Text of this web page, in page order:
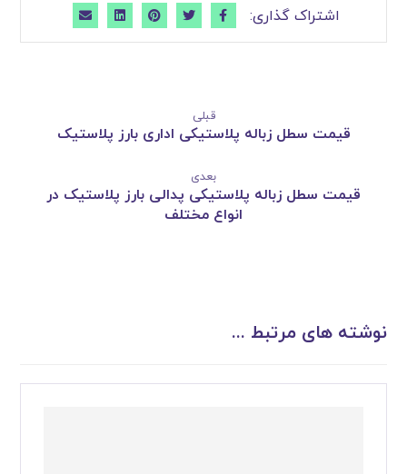
قبلی
قیمت سطل زباله پلاستیکی اداری بارز پلاستیک
بعدی
قیمت سطل زباله پلاستیکی پدالی بارز پلاستیک در
انواع مختلف
نوشته های مرتبط ...